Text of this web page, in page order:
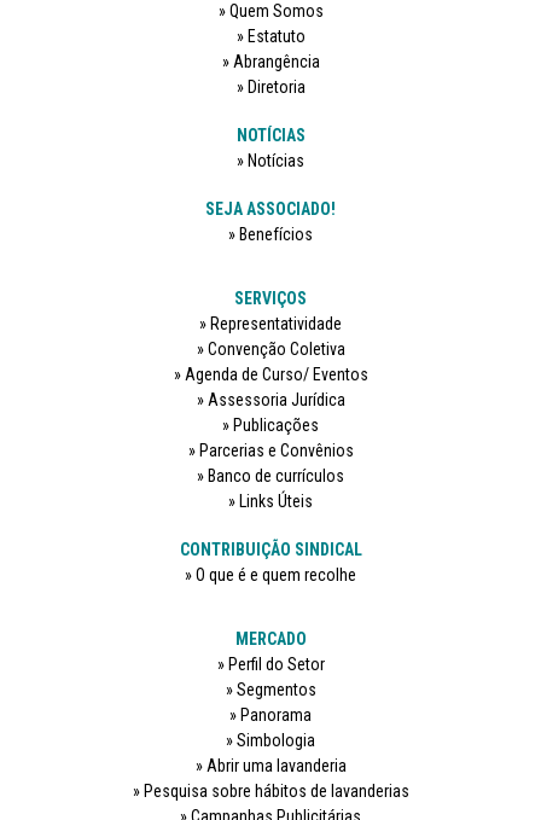
Quem Somos
Estatuto
Abrangência
Diretoria
NOTÍCIAS
Notícias
SEJA ASSOCIADO!
Benefícios
SERVIÇOS
Representatividade
Convenção Coletiva
Agenda de Curso/ Eventos
Assessoria Jurídica
Publicações
Parcerias e Convênios
Banco de currículos
Links Úteis
CONTRIBUIÇÃO SINDICAL
O que é e quem recolhe
MERCADO
Perfil do Setor
Segmentos
Panorama
Simbologia
Abrir uma lavanderia
Pesquisa sobre hábitos de lavanderias